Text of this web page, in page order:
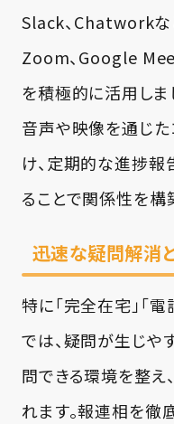
Slack、Chatworkな
Zoom、Google
を積極的に活用しま
音声や映像を通じた
け、定期的な進捗報
ることで関係性を構
迅速な疑問解消
特に「完全在宅」「
では、疑問が生じや
問できる環境を整
れます。報連相を徹